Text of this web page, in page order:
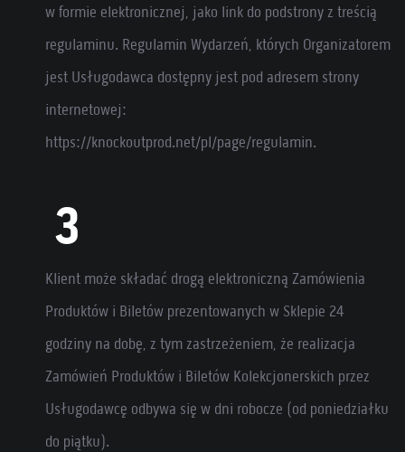
w formie elektronicznej, jako link do podstrony z treścią
regulaminu. Regulamin Wydarzeń, których Organizatorem
jest Usługodawca dostępny jest pod adresem strony
internetowej:
https://knockoutprod.net/pl/page/regulamin.
Klient może składać drogą elektroniczną Zamówienia
Produktów i Biletów prezentowanych w Sklepie 24
godziny na dobę, z tym zastrzeżeniem, że realizacja
Zamówień Produktów i Biletów Kolekcjonerskich przez
Usługodawcę odbywa się w dni robocze (od poniedziałku
do piątku).